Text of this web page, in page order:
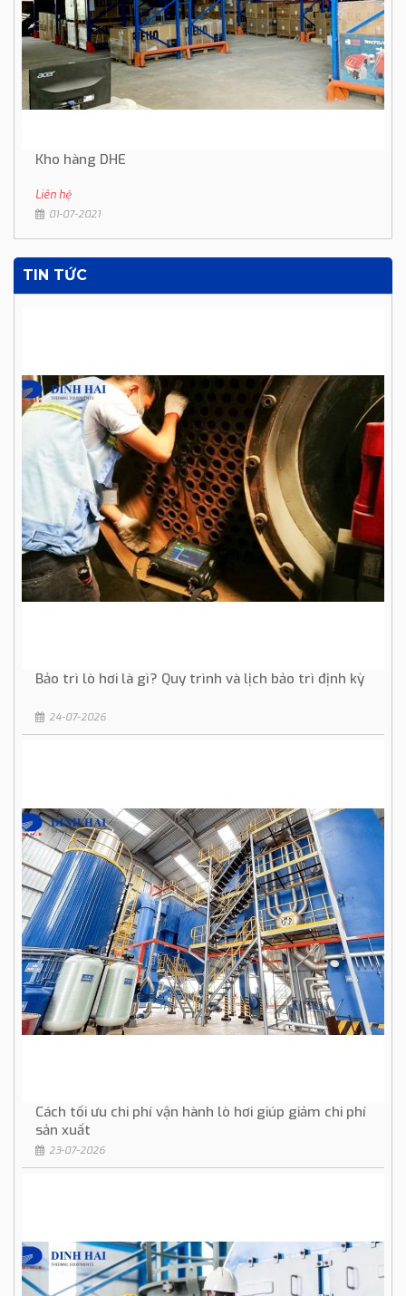
Kho hàng DHE
Liên hệ
01-07-2021
TIN TỨC
Bảo trì lò hơi là gì? Quy trình và lịch bảo trì định kỳ
24-07-2026
Cách tối ưu chi phí vận hành lò hơi giúp giảm chi phí
sản xuất
23-07-2026